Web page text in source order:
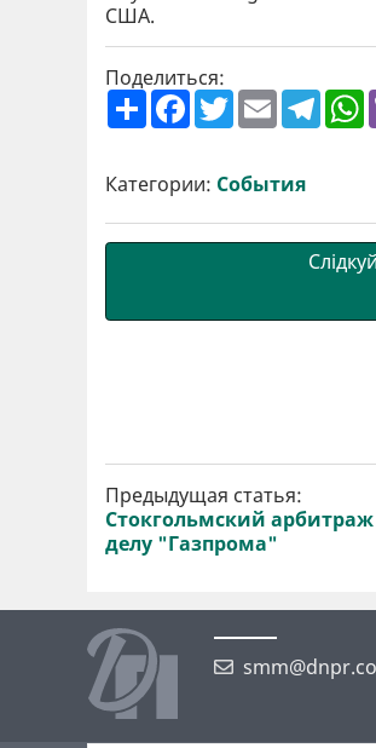
США.
Поделиться:
П
о
р
и
F
a
b
o
T
w
t
e
E
m
l
T
e h
Категории: События
Предыдущая статья:
Стокгольмский
делу "Газпрома"